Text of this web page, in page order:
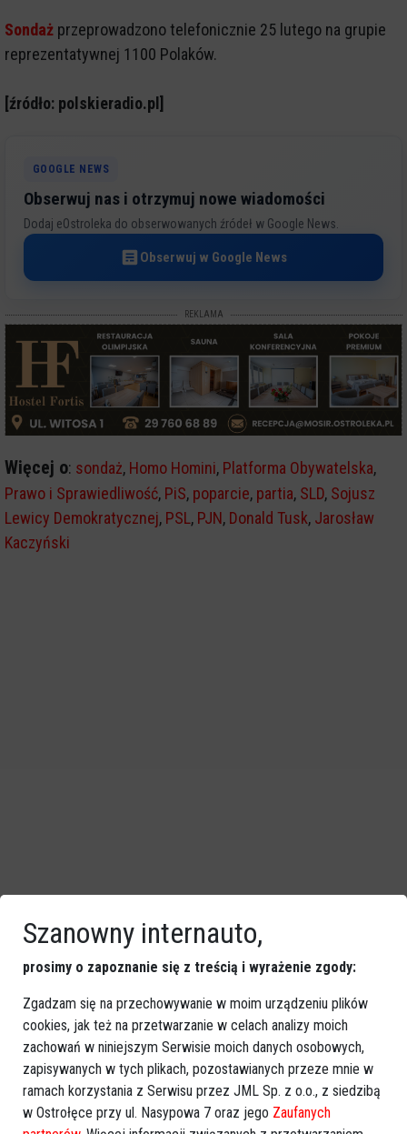
Sondaż przeprowadzono telefonicznie 25 lutego na grupie
reprezentatywnej 1100 Polaków.
[źródło: polskieradio.pl]
GOOGLE NEWS
Obserwuj nas i otrzymuj nowe wiadomości
Dodaj eOstroleka do obserwowanych źródeł w Google News.
Obserwuj w Google News
REKLAMA
Więcej o: sondaż, Homo Homini, Platforma Obywatelska,
Prawo i Sprawiedliwość, PiS, poparcie, partia, SLD, Sojusz
Lewicy Demokratycznej, PSL, PJN, Donald Tusk, Jarosław
Kaczyński
Zobacz również
Szanowny internauto,
prosimy o zapoznanie się z treścią i wyrażenie zgody:
Zgadzam się na przechowywanie w moim urządzeniu plików
cookies, jak też na przetwarzanie w celach analizy moich
zachowań w niniejszym Serwisie moich danych osobowych,
zapisywanych w tych plikach, pozostawianych przeze mnie w
ramach korzystania z Serwisu przez JML Sp. z o.o., z siedzibą
w Ostrołęce przy ul. Nasypowa 7 oraz jego Zaufanych